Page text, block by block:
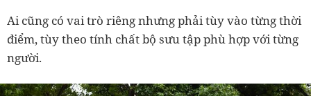
Ai cũng có vai trò riêng nhưng phải tùy vào từng thời
điểm, tùy theo tính chất bộ sưu tập phù hợp với từng
người.